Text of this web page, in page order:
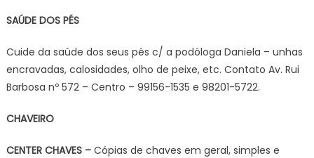
SAÚDE DOS PÉS
Cuide da saúde dos seus pés c/ a podóloga Daniela – unhas
encravadas, calosidades, olho de peixe, etc. Contato Av. Rui
Barbosa nº 572 – Centro – 99156-1535 e 98201-5722.
CHAVEIRO
CENTER CHAVES –Cópias de chaves em geral, simples e